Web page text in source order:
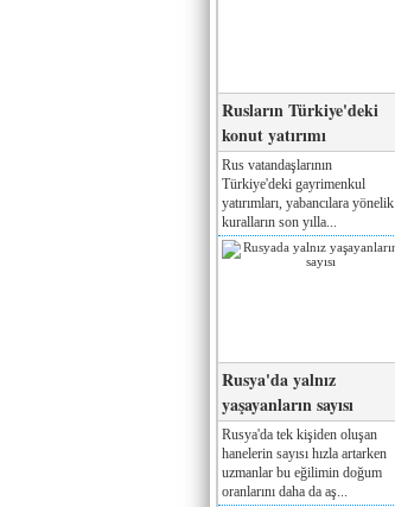
Rusların Türkiye'deki
konut yatırımı
Rus vatandaşlarının
Türkiye'deki gayrimenkul
yatırımları, yabancılara yönelik
kuralların son yılla...
Rusya'da yalnız
yaşayanların sayısı
Rusya'da tek kişiden oluşan
hanelerin sayısı hızla artarken
uzmanlar bu eğilimin doğum
oranlarını daha da aş...